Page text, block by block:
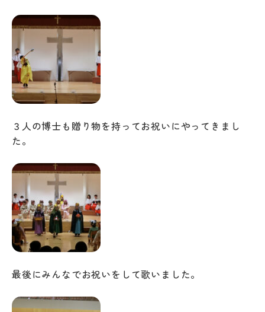
３人の博士も贈り物を持ってお祝いにやってきまし
た。
最後にみんなでお祝いをして歌いました。